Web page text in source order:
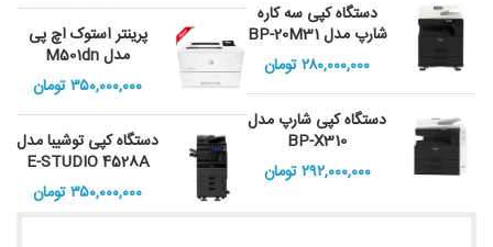
دستگاه کپی سه کاره
شارپ مدل BP-20M31
۲۸۰,۰۰۰,۰۰۰تومان
دستگاه کپی شارپ مدل
BP-X310
۲۹۲,۰۰۰,۰۰۰تومان
پرینتر استوک اچ پی
مدل M501dn
۳۵۰,۰۰۰,۰۰۰تومان
دستگاه کپی توشیبا مدل
E-STUDIO 4528A
۳۵۰,۰۰۰,۰۰۰تومان